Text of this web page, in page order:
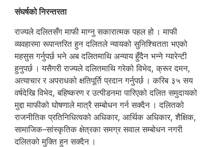
संघर्षको निरन्तरता
राज्यले दलितसँग माफी माग्नु सकारात्मक पहल हो । माफी
व्यवहारमा रूपान्तरित हुन दलितले न्यायको सुनिश्चितता भएको
महसुस गर्नुपर्छ भने अब दलितमाथि अन्याय हुँदैन भन्ने ग्यारेन्टी
हुनुपर्छ । यसैगरी राज्यले दलितमाथि गरेको विभेद, क्रूर दमन,
अत्याचार र अपराधको क्षतिपूर्ति प्रदान गर्नुपर्छ । करिब ३५ सय
वर्षदेखि विभेद, बहिष्करण र उत्पीडनमा पारिएको दलित समुदायको
मुद्दा माफीको घोषणाले मात्रै सम्बोधन गर्न सक्दैन । दलितको
राजनीतिक प्रतिनिधित्वको अधिकार, आर्थिक अधिकार, शैक्षिक,
सामाजिक–सांस्कृतिक क्षेत्रका समग्र सवाल सम्बोधन नगरी
दलितको मुक्ति हुन सक्दैन ।